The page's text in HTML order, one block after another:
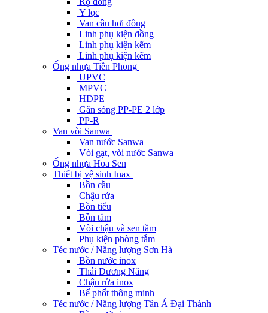
Y lọc
Van cầu hơi đồng
Linh phụ kiện đồng
Linh phụ kiện kẽm
Linh phụ kiện kẽm
Ống nhựa Tiền Phong
UPVC
MPVC
HDPE
Gân sóng PP-PE 2 lớp
PP-R
Van vòi Sanwa
Van nước Sanwa
Vòi gạt, vòi nước Sanwa
Ống nhựa Hoa Sen
Thiết bị vệ sinh Inax
Bồn cầu
Chậu rửa
Bồn tiểu
Bồn tắm
Vòi chậu và sen tắm
Phụ kiện phòng tắm
Téc nước / Năng lượng Sơn Hà
Bồn nước inox
Thái Dương Năng
Chậu rửa inox
Bể phốt thông minh
Téc nước / Năng lượng Tân Á Đại Thành